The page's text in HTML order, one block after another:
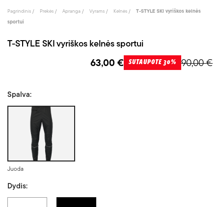
Pagrindinis Prekės Apranga Vyrams Kelnės
T-STYLE SKI vyriškos kelnės
sportui
T-STYLE SKI vyriškos kelnės sportui
90,00 €
63,00 € SUTAUPOTE 30%
Spalva:
Juoda
Dydis: